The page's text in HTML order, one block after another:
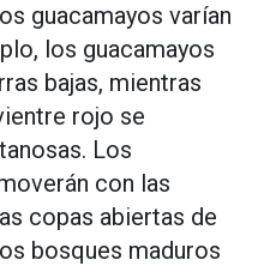
guacamayos varían
los guacamayos
bajas, mientras
rojo se
Los
con las
copas abiertas de
bosques maduros